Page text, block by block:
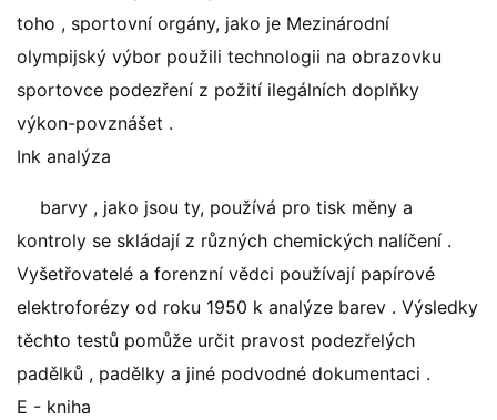
toho , sportovní orgány, jako je Mezinárodní
olympijský výbor použili technologii na obrazovku
sportovce podezření z požití ilegálních doplňky
výkon-povznášet .
Ink analýza
barvy , jako jsou ty, používá pro tisk měny a
kontroly se skládají z různých chemických nalíčení .
Vyšetřovatelé a forenzní vědci používají papírové
elektroforézy od roku 1950 k analýze barev . Výsledky
těchto testů pomůže určit pravost podezřelých
padělků , padělky a jiné podvodné dokumentaci .
E - kniha